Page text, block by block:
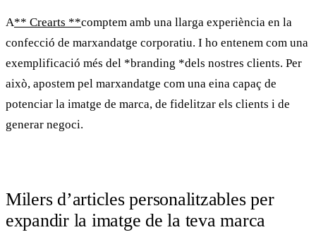
A** Crearts **comptem amb una llarga experiència en la
confecció de marxandatge corporatiu. I ho entenem com una
exemplificació més del *branding *dels nostres clients. Per
això, apostem pel marxandatge com una eina capaç de
potenciar la imatge de marca, de fidelitzar els clients i de
generar negoci.
Milers d’articles personalitzables per
expandir la imatge de la teva marca